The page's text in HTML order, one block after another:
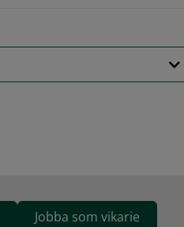
Jobba som vikarie